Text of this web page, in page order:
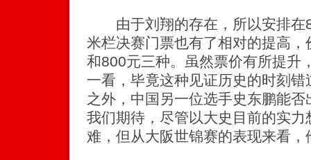
由于刘翔的存在，所以安排在
米栏决赛门票也有了相对的提高
和800元三种。虽然票价有所提升
一看，毕竟这种见证历史的时刻
之外，中国另一位选手史东鹏能
我们期待，尽管以大史目前的实
难，但从大阪世锦赛的表现来看